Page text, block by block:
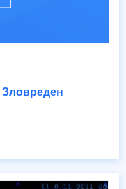
Зловреден